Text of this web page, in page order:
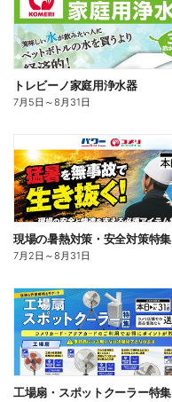
トレビーノ家庭用浄水器
7月5日 ～8月31日
7月2日 ～8月31日
工場扇・スポットクーラー特集